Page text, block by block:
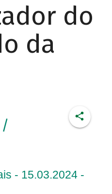
do
da
/
- 15.03.2024 -